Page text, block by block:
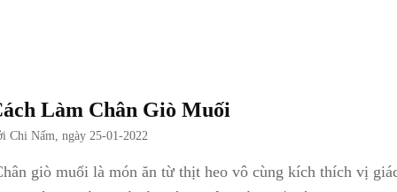
Làm Chân Giò Muối
Chi Nấm, ngày25-01-2022
giò muối là món ăn từ thịt heo vô cùng kích thích vị